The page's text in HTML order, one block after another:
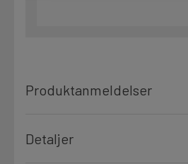
Produktanmeldelser
Detaljer